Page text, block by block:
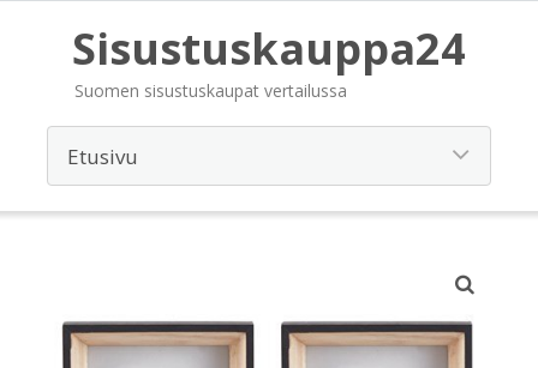
Sisustuskauppa24
Suomen sisustuskaupat vertailussa